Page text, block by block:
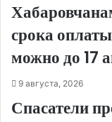
срока
можно до 17
9 августа, 2026
Спасатели